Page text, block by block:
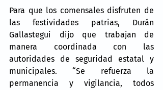
Para que los comensales disfruten de
las festividades patrias, Durán
Gallastegui dijo que trabajan de
manera coordinada con las
autoridades de seguridad estatal y
municipales. “Se refuerza la
permanencia y vigilancia, todos